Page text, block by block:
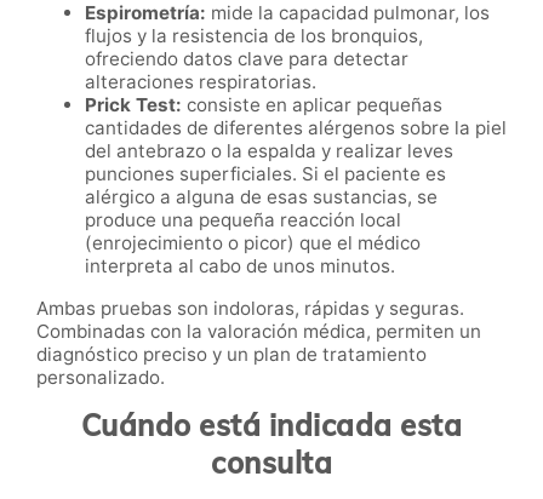
Espirometría: mide la capacidad pulmonar, los
flujos y la resistencia de los bronquios,
ofreciendo datos clave para detectar
alteraciones respiratorias.
Prick Test: consiste en aplicar pequeñas
cantidades de diferentes alérgenos sobre la piel
del antebrazo o la espalda y realizar leves
punciones superficiales. Si el paciente es
alérgico a alguna de esas sustancias, se
produce una pequeña reacción local
(enrojecimiento o picor) que el médico
interpreta al cabo de unos minutos.
Ambas pruebas son indoloras, rápidas y seguras.
Combinadas con la valoración médica, permiten un
diagnóstico preciso y un plan de tratamiento
personalizado.
Cuándo está indicada esta
consulta